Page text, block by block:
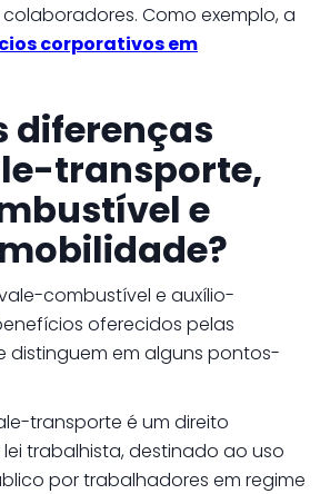
Como exemplo, a
corporativos em
diferenças
transporte,
e
combustível e auxílio-
oferecidos pelas
distinguem em alguns pontos-
transporte é um direito
trabalhista, destinado ao uso
por trabalhadores em regime